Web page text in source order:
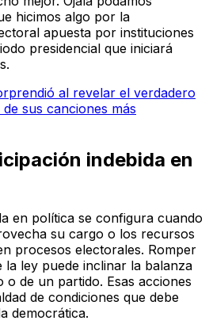
hicimos algo por la
apuesta por instituciones
presidencial que iniciará
al revelar el verdadero
sus canciones más
indebida en
en política se configura cuando
su cargo o los recursos
procesos electorales. Romper
la ley puede inclinar la balanza
de un partido. Esas acciones
de condiciones que debe
democrática.